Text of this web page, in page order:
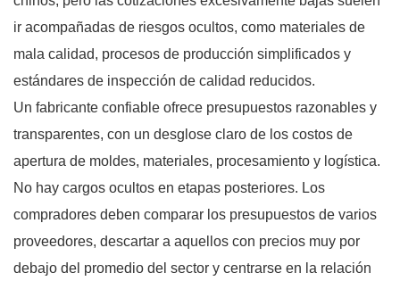
ir acompañadas de riesgos ocultos, como materiales de
mala calidad, procesos de producción simplificados y
estándares de inspección de calidad reducidos.
Un fabricante confiable ofrece presupuestos razonables y
transparentes, con un desglose claro de los costos de
apertura de moldes, materiales, procesamiento y logística.
No hay cargos ocultos en etapas posteriores. Los
compradores deben comparar los presupuestos de varios
proveedores, descartar a aquellos con precios muy por
debajo del promedio del sector y centrarse en la relación